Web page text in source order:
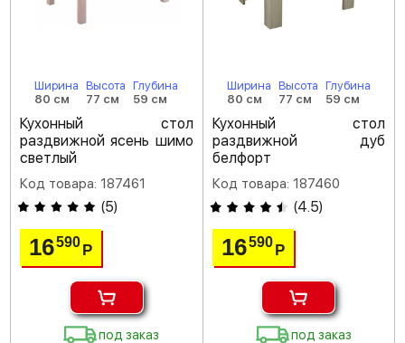
Ширина
80 см
Высота
77 см
Глубина
59 см
Кухонный стол
раздвижной ясень шимо
светлый
Код товара: 187461
(5)
16590Р
под заказ
Ширина
80 см
Высота
77 см
Глубина
59 см
Кухонный стол
раздвижной дуб
белфорт
Код товара: 187460
(4.5)
16590 Р
под заказ